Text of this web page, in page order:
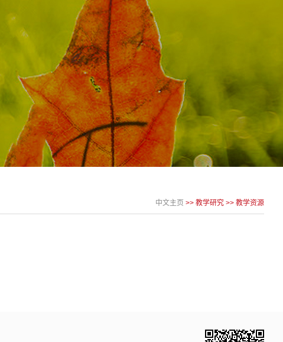
中文主页 >> 教学研究 >> 教学资源